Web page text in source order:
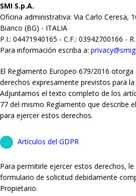
SMI S.p.A.
Oficina administrativa: Via Carlo Ceresa,
Bianco (BG) - ITALIA
P.I.: 04471940165 - C.F.: 03942700166 -
Para información escriba a:
El Reglamento Europeo 679/2016
derechos expresamente previstos para
Adjuntamos el texto completo de los
77 del mismo Reglamento que describe
para ejercer estos derechos.
Artículos del GDPR
Para permitirle ejercer estos derechos,
formulario de solicitud debidamente
Propietario.